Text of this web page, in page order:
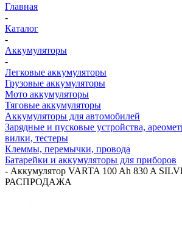
Главная
-
Каталог
-
Аккумуляторы
-
Легковые аккумуляторы
Грузовые аккумуляторы
Мото аккумуляторы
Тяговые аккумуляторы
Аккумуляторы для автомобилей
Зарядные и пусковые устройства,
вилки, тестеры
Клеммы, перемычки, провода
Батарейки и аккумуляторы для приборов
- Аккумулятор VARTA 100 Ah 830 A
РАСПРОДАЖА